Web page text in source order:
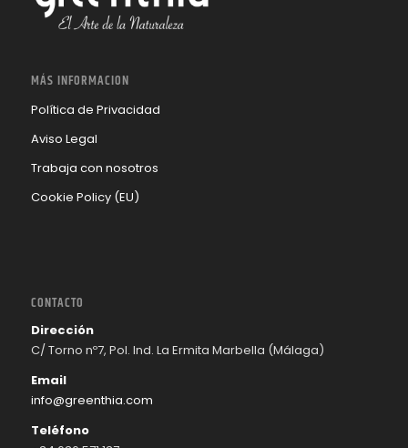
MÁS INFORMACION
Política de Privacidad
Aviso Legal
Trabaja con nosotros
Cookie Policy (EU)
CONTACTO
Dirección
C/ Torno nº7, Pol. Ind. La Ermita Marbella (Málaga)
Email
info@greenthia.com
Teléfono